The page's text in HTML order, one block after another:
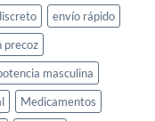
envío rápido
precoz
masculina
Medicamentos